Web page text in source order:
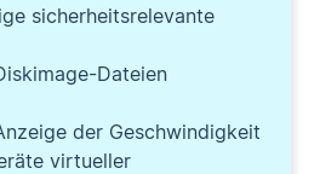
sicherheitsrelevante
Dateien
der Geschwindigkeit
virtueller